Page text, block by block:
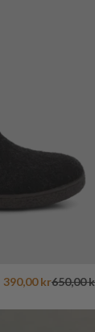
390,00 kr650,00